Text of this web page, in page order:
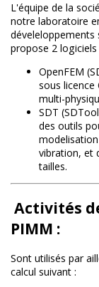
L'équipe de la
notre laboratoire
déveleloppements
propose 2
OpenFEM
sous licence
multi-
SDT
des outils
vibration, et
tailles.
Activités
PIMM :
Sont utilisés par
calcul suivant :